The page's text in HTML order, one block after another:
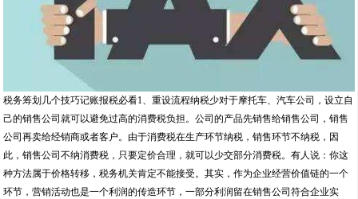
税务筹划几个技巧记账报税必看1、重设流程纳税少对于摩托车、汽车公司，设立自
己的销售公司就可以避免过高的消费税负担。公司的产品先销售给销售公司，销售
公司再卖给经销商或者客户。由于消费税在生产环节纳税，销售环节不纳税，因
此，销售公司不纳消费税，只要定价合理，就可以少交部分消费税。有人说：你这
种方法属于价格转移，税务机关肯定不能接受。其实，作为企业经营价值链的一个
环节，营销活动也是一个利润的传造环节，一部分利润留在销售公司符合企业实